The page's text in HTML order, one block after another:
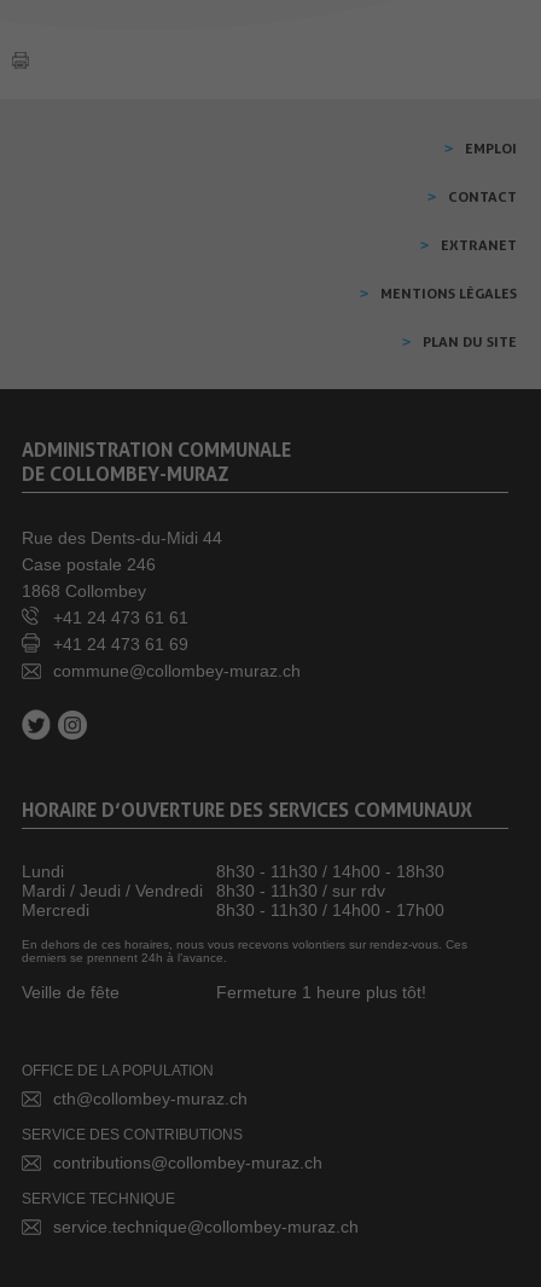
EMPLOI
CONTACT
EXTRANET
MENTIONS LÉGALES
PLAN DU SITE
ADMINISTRATION COMMUNALE
DE COLLOMBEY-MURAZ
Rue des Dents-du-Midi 44
Case postale 246
1868 Collombey
+41 24 473 61 61
+41 24 473 61 69
commune@collombey-muraz.ch
HORAIRE D’OUVERTURE DES SERVICES COMMUNAUX
Lundi
8h30 - 11h30 / 14h00 - 18h30
Mardi / Jeudi / Vendredi
8h30 - 11h30 / sur rdv
Mercredi
8h30 - 11h30 / 14h00 - 17h00
En dehors de ces horaires, nous vous recevons volontiers sur rendez-vous. Ces
derniers se prennent 24h à l’avance.
Veille de fête Fermeture 1 heure plus tôt!
OFFICE DE LA POPULATION
cth@collombey-muraz.ch
SERVICE DES CONTRIBUTIONS
contributions@collombey-muraz.ch
SERVICE TECHNIQUE
service.technique@collombey-muraz.ch